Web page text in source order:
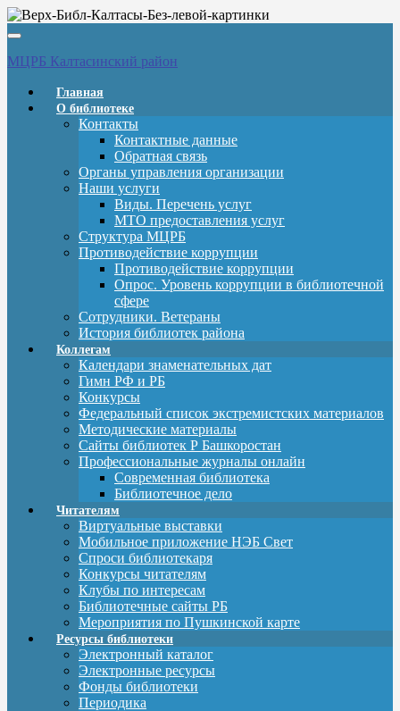
Вкл/
выкл
навигации
МЦРБ Калтасинский район
Главная
О библиотеке
Контакты
Контактные данные
Обратная связь
Органы управления организации
Наши услуги
Виды. Перечень услуг
МТО предоставления услуг
Структура МЦРБ
Противодействие коррупции
Противодействие коррупции
Опрос. Уровень коррупции в библиотечной
сфере
Сотрудники. Ветераны
История библиотек района
Коллегам
Календари знаменательных дат
Гимн РФ и РБ
Конкурсы
Федеральный список экстремистских материалов
Методические материалы
Сайты библиотек Р Башкоростан
Профессиональные журналы онлайн
Современная библиотека
Библиотечное дело
Читателям
Виртуальные выставки
Мобильное приложение НЭБ Свет
Спроси библиотекаря
Конкурсы читателям
Клубы по интересам
Библиотечные сайты РБ
Мероприятия по Пушкинской карте
Ресурсы библиотеки
Электронный каталог
Электронные ресурсы
Фонды библиотеки
Периодика